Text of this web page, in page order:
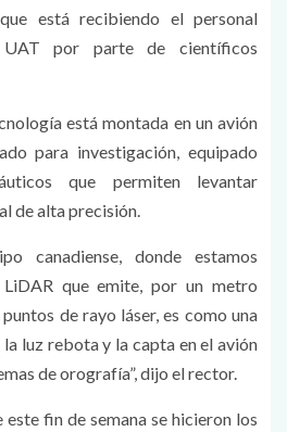
está recibiendo el personal
por parte de científicos
está montada en un avión
para investigación, equipado
que permiten levantar
de alta precisión.
canadiense, donde estamos
que emite, por un metro
de rayo láser, es como una
luz rebota y la capta en el avión
de orografía”, dijo el rector.
fin de semana se hicieron los